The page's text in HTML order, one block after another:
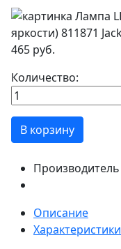
465 руб.
Количество:
В корзину
Производитель
Описание
Характеристики